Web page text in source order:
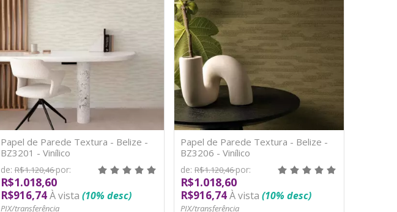
Papel de Parede Textura - Belize -
BZ3201 - Vinílico
de: R$1.120,46por:
R$1.018,60
R$916,74 À vista (10% desc)
PIX/transferência
Papel de Parede Textura - Belize -
BZ3206 - Vinílico
de: R$1.120,46por:
R$1.018,60
R$916,74À vista (10% desc)
PIX/transferência